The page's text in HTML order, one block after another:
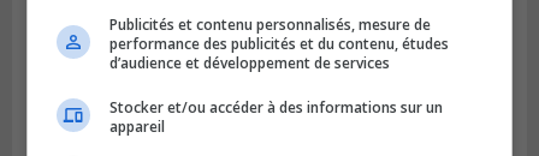
L’ÉNA de Saint-Hubert pourrait vivre une
forte croissance
Publicités et contenu personnalisés, mesure de
performance des publicités et du contenu, études
d’audience et développement de services
Stocker et/ou accéder à des informations sur un
appareil